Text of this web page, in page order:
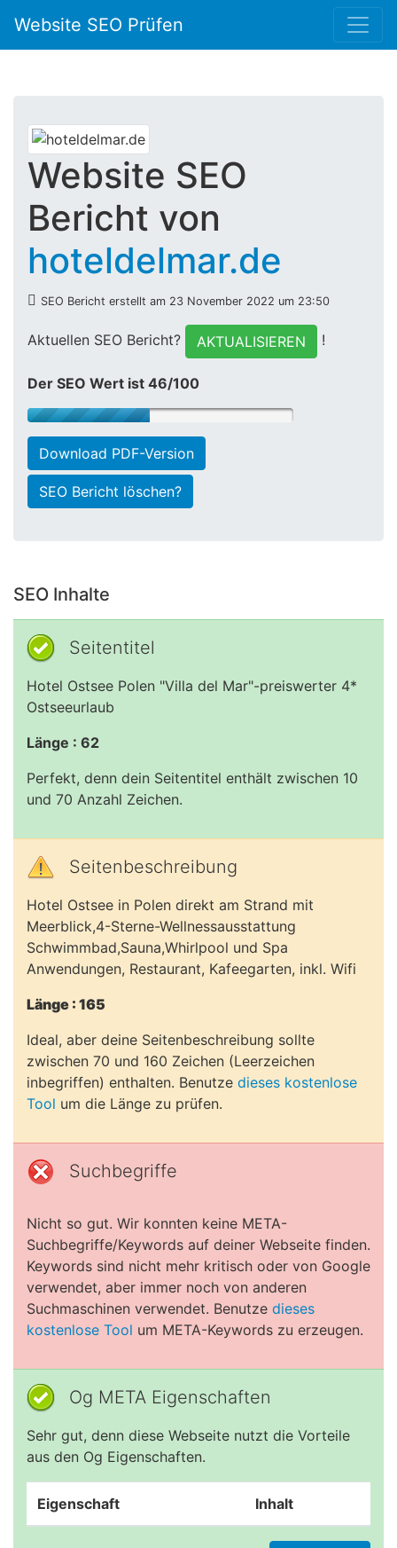
Website SEO Prüfen
Website SEO
Bericht von
hoteldelmar.de
SEO Bericht erstellt am 23 November 2022 um 23:50
Aktuellen SEO Bericht? AKTUALISIEREN !
Der SEO Wert ist 46/100
Download PDF-Version
SEO Bericht löschen?
SEO Inhalte
Seitentitel
Hotel Ostsee Polen "Villa del Mar"-preiswerter 4*
Ostseeurlaub
Länge : 62
Perfekt, denn dein Seitentitel enthält zwischen 10
und 70 Anzahl Zeichen.
Seitenbeschreibung
Hotel Ostsee in Polen direkt am Strand mit
Meerblick,4-Sterne-Wellnessausstattung
Schwimmbad,Sauna,Whirlpool und Spa
Anwendungen, Restaurant, Kafeegarten, inkl. Wifi
Länge : 165
Ideal, aber deine Seitenbeschreibung sollte
zwischen 70 und 160 Zeichen (Leerzeichen
inbegriffen) enthalten. Benutze dieses kostenlose
Tool um die Länge zu prüfen.
Suchbegriffe
Nicht so gut. Wir konnten keine META-
Suchbegriffe/Keywords auf deiner Webseite finden.
Keywords sind nicht mehr kritisch oder von Google
verwendet, aber immer noch von anderen
Suchmaschinen verwendet. Benutze dieses
kostenlose Tool um META-Keywords zu erzeugen.
Og META Eigenschaften
Sehr gut, denn diese Webseite nutzt die Vorteile
aus den Og Eigenschaften.
Eigenschaft Inhalt